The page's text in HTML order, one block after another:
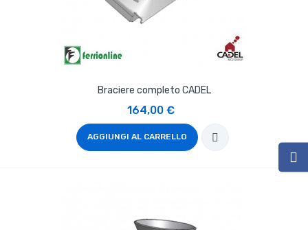
Braciere completo CADEL
164,00 €
AGGIUNGI AL CARRELLO